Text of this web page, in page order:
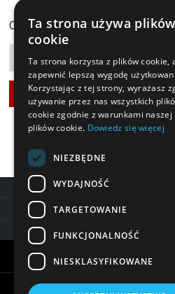
Cena: 124,90 zł
DARMOWA
DOSTAWA DO 7
BLIK,
Warunki
Ta strona używa plików
cookie
Ta strona korzysta z plików cookie,
zapewnić lepszą wygodę
Korzystając z tej strony, wyrażasz
używanie przez nas wszystkich
cookie zgodnie z warunkami naszej
plików cookie. Dowiedz się więcej
NIEZBĘDNE
WYDAJNOŚĆ
TARGETOWANIE
FUNKCJONALNOŚĆ
NIESKLASYFIKOWANE